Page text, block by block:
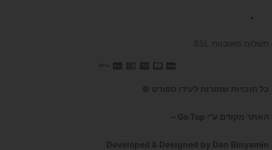
תשלום מאובטח SSL
כל הזכויות שמורות לעידו ספורט ©
האתר מקודם ע"י Go Top –
Developed & Designed by Dan Binyamin